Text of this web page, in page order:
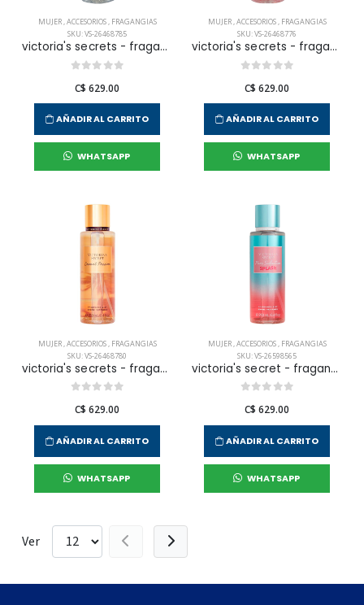
MUJER,ACCESORIOS, FRAGANGIAS
SKU: VS-26468785
victoria's secrets - fragancia corporal rush para mujer
C$ 629.00
AÑADIR AL CARRITO
WHATSAPP
MUJER,ACCESORIOS, FRAGANGIAS
SKU: VS-26468776
victoria's secrets - fragancia corporal pure seduction para mujer
C$ 629.00
AÑADIR AL CARRITO
WHATSAPP
MUJER,ACCESORIOS, FRAGANGIAS
SKU: VS-26468780
victoria's secrets - fragancia corporal coconut passion para mujer
C$ 629.00
AÑADIR AL CARRITO
WHATSAPP
MUJER,ACCESORIOS, FRAGANGIAS
SKU: VS-26598565
victoria's secret - fragancia corporal pure seduction splash para mujer
C$ 629.00
AÑADIR AL CARRITO
WHATSAPP
Ver